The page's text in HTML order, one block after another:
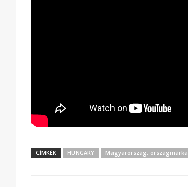
CÍMKÉK HUNGARY Magyarország. országmárka